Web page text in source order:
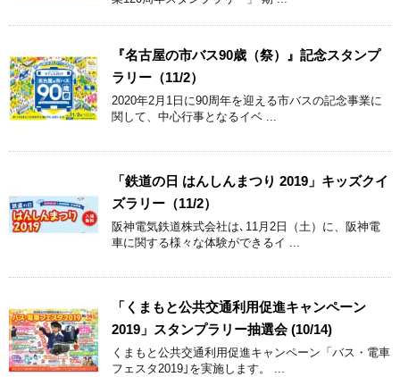
『名古屋の市バス90歳（祭）』記念スタンプ
ラリー（11/2）
2020年2月1日に90周年を迎える市バスの記念事業に
関して、中心行事となるイベ ...
「鉄道の日 はんしんまつり 2019」キッズクイ
ズラリー（11/2）
阪神電気鉄道株式会社は､11月2日（土）に、阪神電
車に関する様々な体験ができるイ ...
「くまもと公共交通利用促進キャンペーン
2019」スタンプラリー抽選会 (10/14)
くまもと公共交通利用促進キャンペーン「バス・電車
フェスタ2019｣を実施します。 ...